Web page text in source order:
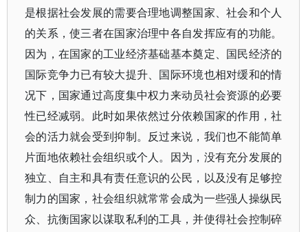
是根据社会发展的需要合理地调整国家、社会和个人
的关系，使三者在国家治理中各自发挥应有的功能。
因为，在国家的工业经济基础基本奠定、国民经济的
国际竞争力已有较大提升、国际环境也相对缓和的情
况下，国家通过高度集中权力来动员社会资源的必要
性已经减弱。此时如果依然过分依赖国家的作用，社
会的活力就会受到抑制。反过来说，我们也不能简单
片面地依赖社会组织或个人。因为，没有充分发展的
独立、自主和具有责任意识的公民，以及没有足够控
制力的国家，社会组织就常常会成为一些强人操纵民
众、抗衡国家以谋取私利的工具，并使得社会控制碎